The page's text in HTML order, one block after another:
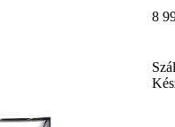
8